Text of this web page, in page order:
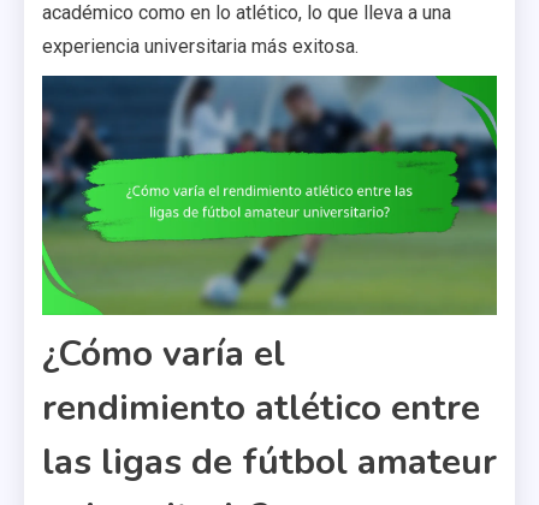
académico como en lo atlético, lo que lleva a una
experiencia universitaria más exitosa.
¿Cómo varía el
rendimiento atlético entre
las ligas de fútbol amateur